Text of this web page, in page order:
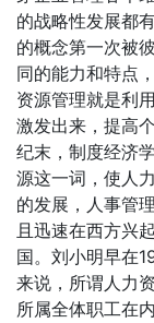
的战略性发展都
的概念第一次被
同的能力和特点
资源管理就是利
激发出来，提高
纪末，制度经济
源这一词，使人
的发展，人事管
且迅速在西方兴
国。刘小明早在
来说，所谓人力
所属全体职工在